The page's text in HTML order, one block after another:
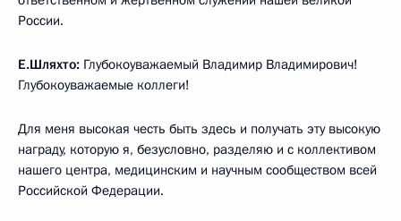
России.
Е.Шляхто: Глубокоуважаемый Владимир Владимирович!
Глубокоуважаемые коллеги!
Для меня высокая честь быть здесь и получать эту высокую
награду, которую я, безусловно, разделяю и с коллективом
нашего центра, медицинским и научным сообществом всей
Российской Федерации.